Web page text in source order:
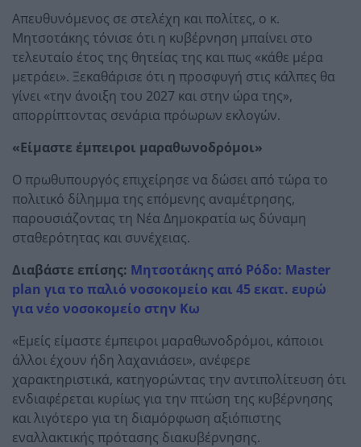
Απευθυνόμενος σε στελέχη και πολίτες, ο κ.
Μητσοτάκης τόνισε ότι η κυβέρνηση μπαίνει στο
τελευταίο έτος της θητείας της και πως «κάθε μέρα
μετράει». Ξεκαθάρισε ότι η προσφυγή στις κάλπες θα
γίνει «την άνοιξη του 2027 και στην ώρα της»,
απορρίπτοντας σενάρια πρόωρων εκλογών.
«Είμαστε έμπειροι μαραθωνοδρόμοι»
Ο πρωθυπουργός επιχείρησε να δώσει από τώρα το
πολιτικό δίλημμα της επόμενης αναμέτρησης,
παρουσιάζοντας τη Νέα Δημοκρατία ως δύναμη
σταθερότητας και συνέχειας.
Διαβάστε επίσης: Μητσοτάκης από Ρόδο: Master
plan για το παλιό νοσοκομείο και 45 εκατ. ευρώ
για νέο νοσοκομείο στην Κω
«Εμείς είμαστε έμπειροι μαραθωνοδρόμοι, κάποιοι
άλλοι έχουν ήδη λαχανιάσει», ανέφερε
χαρακτηριστικά, κατηγορώντας την αντιπολίτευση ότι
ενδιαφέρεται κυρίως για την πτώση της κυβέρνησης
και λιγότερο για τη διαμόρφωση αξιόπιστης
εναλλακτικής πρότασης διακυβέρνησης.